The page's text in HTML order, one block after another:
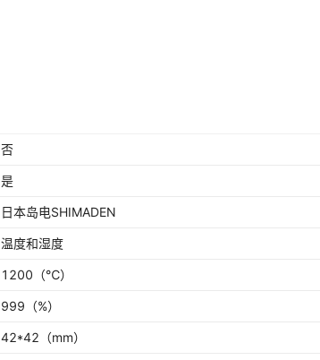
否
是
日本岛电SHIMADEN
温度和湿度
1200 （℃）
999 （%）
42*42 （mm）